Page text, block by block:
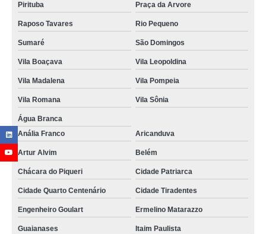
Pirituba Praça da Arvore
Raposo Tavares Rio Pequeno
Sumaré São Domingos
Vila Boaçava Vila Leopoldina
Vila Madalena Vila Pompeia
Vila Romana Vila Sônia
Água Branca
Anália Franco
Aricanduva
Artur Alvim Belém
Chácara do Piqueri Cidade Patriarca
Cidade Quarto Centenário Cidade Tiradentes
Engenheiro Goulart Ermelino Matarazzo
Guaianases Itaim Paulista